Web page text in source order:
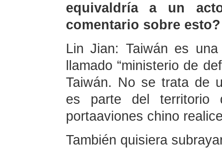
equivaldría a un
comentario sobre esto?
Lin Jian: Taiwán es
llamado “ministerio de
Taiwán. No se trata de
es parte del territorio
portaaviones chino
También quisiera